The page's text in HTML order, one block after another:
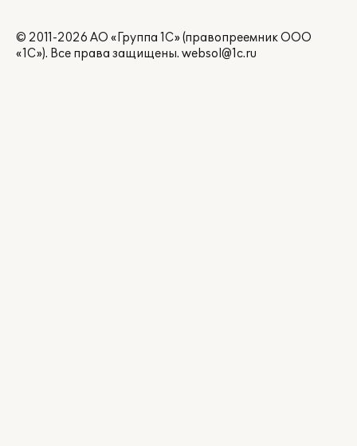
© 2011-2026 АО «Группа 1С» (правопреемник ООО
«1С»). Все права защищены. websol@1c.ru